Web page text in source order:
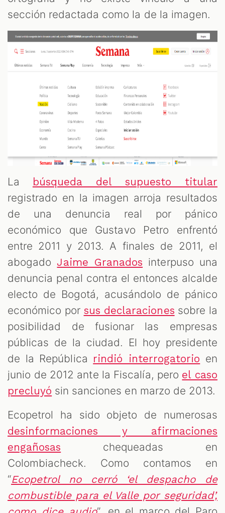
sección redactada como la de la imagen.
La búsqueda del supuesto titular
registrado en la imagen arroja resultados
de una denuncia real por pánico
económico que Gustavo Petro enfrentó
entre 2011 y 2013. A finales de 2011, el
abogado Jaime Granados interpuso una
denuncia penal contra el entonces alcalde
electo de Bogotá, acusándolo de pánico
económico por sus declaraciones sobre la
posibilidad de fusionar las empresas
públicas de la ciudad. El hoy presidente
de la República rindió interrogatorio en
junio de 2012 ante la Fiscalía, pero el caso
precluyó sin sanciones en marzo de 2013.
Ecopetrol ha sido objeto de numerosas
desinformaciones y afirmaciones
engañosas chequeadas en
Colombiacheck. Como contamos en
“Ecopetrol no cerró ‘el despacho de
combustible para el Valle por seguridad’,